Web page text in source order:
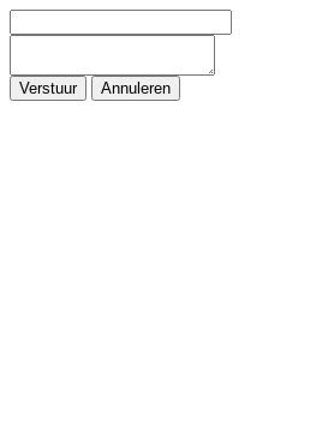
Verstuur Annuleren